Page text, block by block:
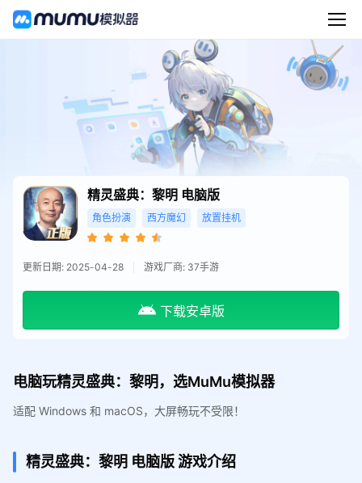
精灵盛典：黎明 电脑版
角色扮演 西方魔幻 放置挂机
更新日期: 2025-04-28 游戏厂商: 37手游
下载安卓版
电脑玩精灵盛典：黎明，选MuMu模拟器
适配 Windows 和 macOS，大屏畅玩不受限！
精灵盛典：黎明 电脑版游戏介绍